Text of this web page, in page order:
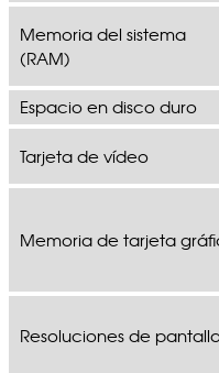
Memoria del sistema
(RAM)
Espacio en disco duro
Tarjeta de vídeo
Memoria de tarjeta
Resoluciones de